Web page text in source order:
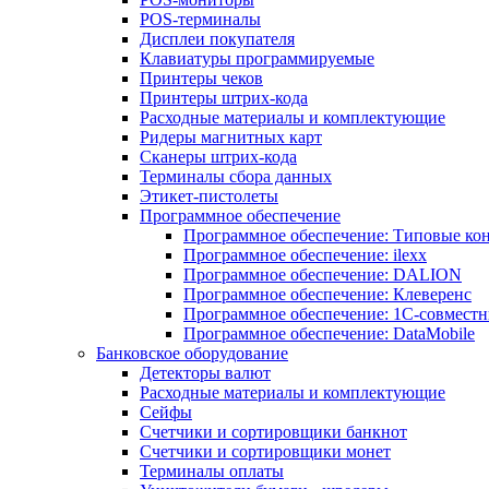
POS-терминалы
Дисплеи покупателя
Клавиатуры программируемые
Принтеры чеков
Принтеры штрих-кода
Расходные материалы и комплектующие
Ридеры магнитных карт
Сканеры штрих-кода
Терминалы сбора данных
Этикет-пистолеты
Программное обеспечение
Программное обеспечение: Типовые
Программное обеспечение: ilexx
Программное обеспечение: DALION
Программное обеспечение: Клеверенс
Программное обеспечение: 1С-
Программное обеспечение: DataMobile
Банковское оборудование
Детекторы валют
Расходные материалы и комплектующие
Сейфы
Счетчики и сортировщики банкнот
Счетчики и сортировщики монет
Терминалы оплаты